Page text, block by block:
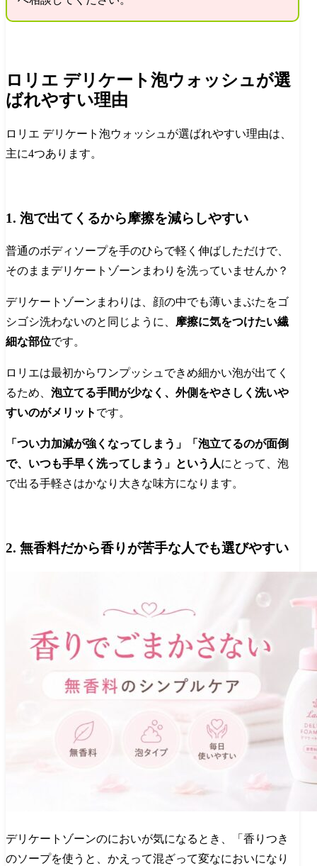
ロリエ デリケート泡ウォッシュが選
ばれやすい理由
ロリエ デリケート泡ウォッシュが選ばれやすい理由は、
主に4つあります。
1. 泡で出てくるから摩擦を減らしやすい
普通のボディソープを手のひらで軽く伸ばしただけで、
そのままデリケートゾーンまわりを洗っていませんか？
デリケートゾーンまわりは、顔の中でも薄いまぶたをゴ
シゴシ洗わないのと同じように、 摩擦に気をつけたい繊
細な部位です。
ロリエは最初からワンプッシュできめ細かい泡が出てく
るため、 泡立てる手間が少なく、外側をやさしく洗いや
すいのがメリット です。
「つい力加減が強くなってしまう」「泡立てるのが面倒
で、いつも手早く洗ってしまう」という人にとって、泡
で出る手軽さはかなり大きな味方になります。
2. 無香料だから香りが苦手な人でも選びやすい
デリケートゾーンのにおいが気になるとき、「香りつき
のソープを使うと、かえって混ざって変なにおいになり